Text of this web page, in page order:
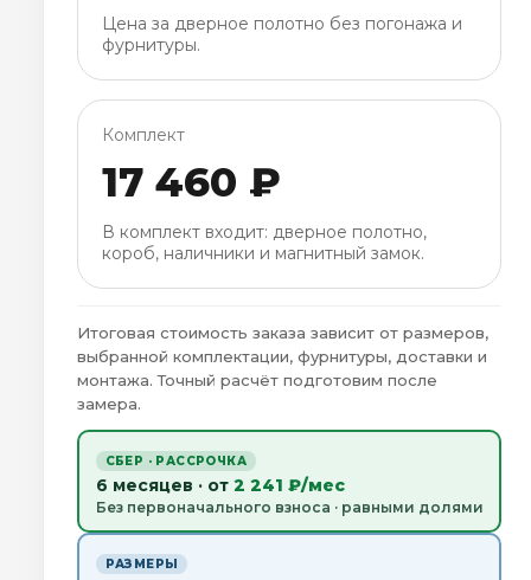
Цена за дверное полотно без погонажа и
фурнитуры.
Комплект
17 460 ₽
В комплект входит: дверное полотно,
короб, наличники и магнитный замок.
Итоговая стоимость заказа зависит от размеров,
выбранной комплектации, фурнитуры, доставки и
монтажа. Точный расчёт подготовим после
замера.
СБЕР · РАССРОЧКА
6 месяцев · от 2 241 ₽/мес
Без первоначального взноса · равными долями
РАЗМЕРЫ